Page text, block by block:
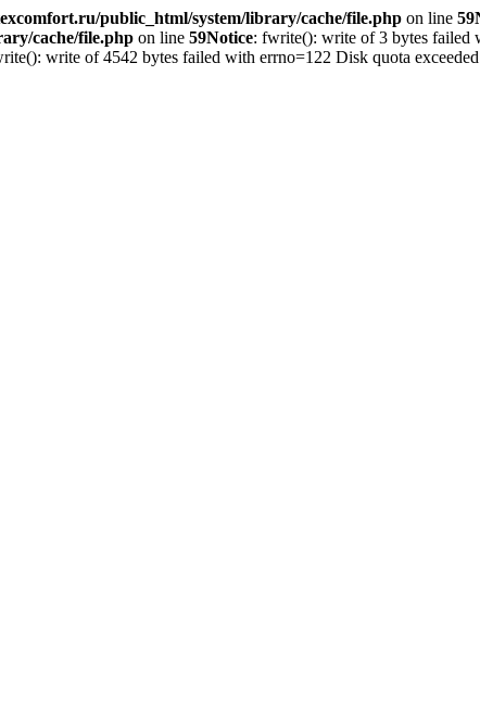
public_html/system/library/cache/file.php on line 59
cache/file.php on line 59Notice: fwrite(): write of 3 bytes failed
write of 4542 bytes failed with errno=122 Disk quota